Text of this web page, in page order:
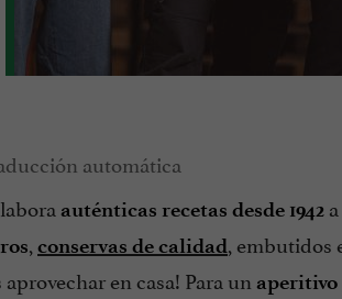
auténticas recetas desde 1942
, conservas de calidad, embutidos
en casa! Para un